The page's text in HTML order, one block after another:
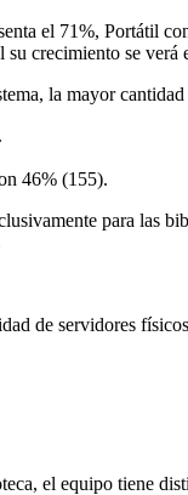
el 71%, Portátil
crecimiento se verá
la mayor cantidad
46% (155).
para las
de servidores
el equipo tiene